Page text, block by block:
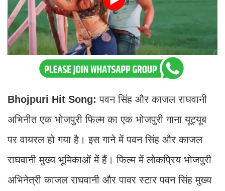
Bhojpuri Hit Song:पवन सिंह और काजल राघवानी
अभिनीत एक भोजपुरी फिल्म का एक भोजपुरी गाना यूट्यूब
पर वायरल हो गया है। इस गाने में पवन सिंह और काजल
राघवानी मुख्य भूमिकाओं में हैं। फिल्म में लोकप्रिय भोजपुरी
अभिनेत्री काजल राघवानी और पावर स्टार पवन सिंह मुख्य